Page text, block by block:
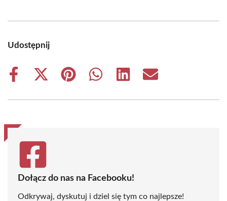
Udostępnij
Share
Share
(Twitter)
Share
Share
Share
Share
Dołącz do nas na Facebooku!
Odkrywaj, dyskutuj i dziel się tym co najlepsze!